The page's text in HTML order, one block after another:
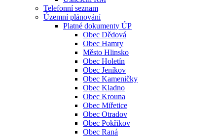
Telefonní seznam
Územní plánování
Platné dokumenty ÚP
Obec Dědová
Obec Hamry
Město Hlinsko
Obec Holetín
Obec Jeníkov
Obec Kameničky
Obec Kladno
Obec Krouna
Obec Miřetice
Obec Otradov
Obec Pokřikov
Obec Raná